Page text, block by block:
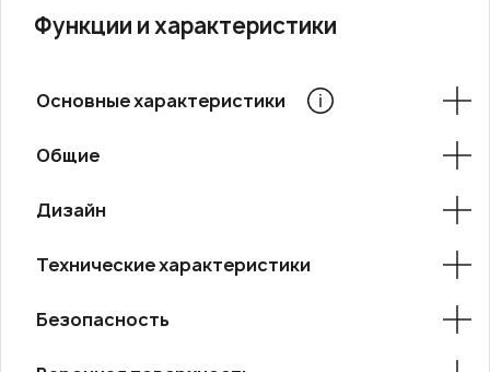
Функции и характеристики
Основные характеристики
Общие
Дизайн
Технические характеристики
Безопасность